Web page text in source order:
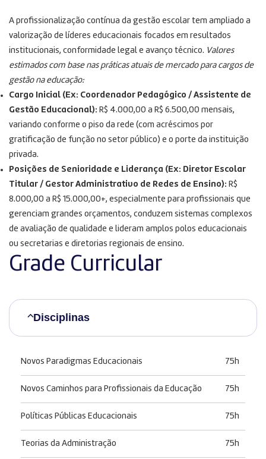
A profissionalização contínua da gestão escolar tem ampliado a
valorização de líderes educacionais focados em resultados
institucionais, conformidade legal e avanço técnico. Valores
estimados com base nas práticas atuais de mercado para cargos de
gestão na educação:
Cargo Inicial (Ex: Coordenador Pedagógico / Assistente de
Gestão Educacional): R$ 4.000,00 a R$ 6.500,00 mensais,
variando conforme o piso da rede (com acréscimos por
gratificação de função no setor público) e o porte da instituição
privada.
Posições de Senioridade e Liderança (Ex: Diretor Escolar
Titular / Gestor Administrativo de Redes de Ensino): R$
8.000,00 a R$ 15.000,00+, especialmente para profissionais que
gerenciam grandes orçamentos, conduzem sistemas complexos
de avaliação de qualidade e lideram amplos polos educacionais
ou secretarias e diretorias regionais de ensino.
Grade Curricular
Disciplinas
Novos Paradigmas Educacionais 75h
Novos Caminhos para Profissionais da Educação 75h
Políticas Públicas Educacionais 75h
Teorias da Administração 75h